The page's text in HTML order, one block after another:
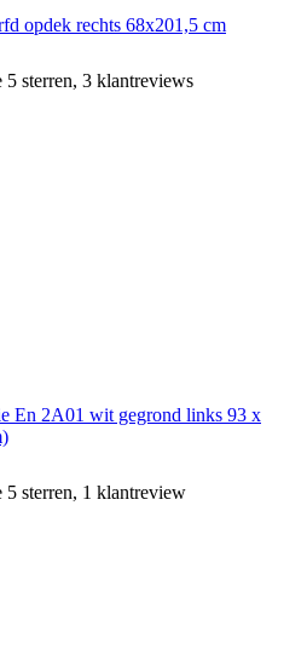
opdek rechts 68x201,5 cm
5 sterren, 3 klantreviews
En 2A01 wit gegrond links 93 x
5 sterren, 1 klantreview